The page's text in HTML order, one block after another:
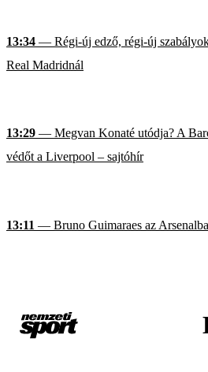
13:34 — Régi-új edző, régi-új
Real Madridnál
13:29 — Megvan Konaté utódja? A
védőt a Liverpool – sajtóhír
13:11 — Bruno Guimaraes az